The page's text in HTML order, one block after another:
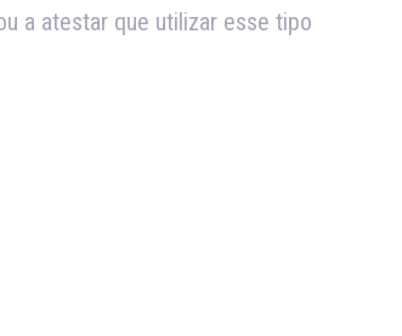
a atestar que utilizar esse tipo